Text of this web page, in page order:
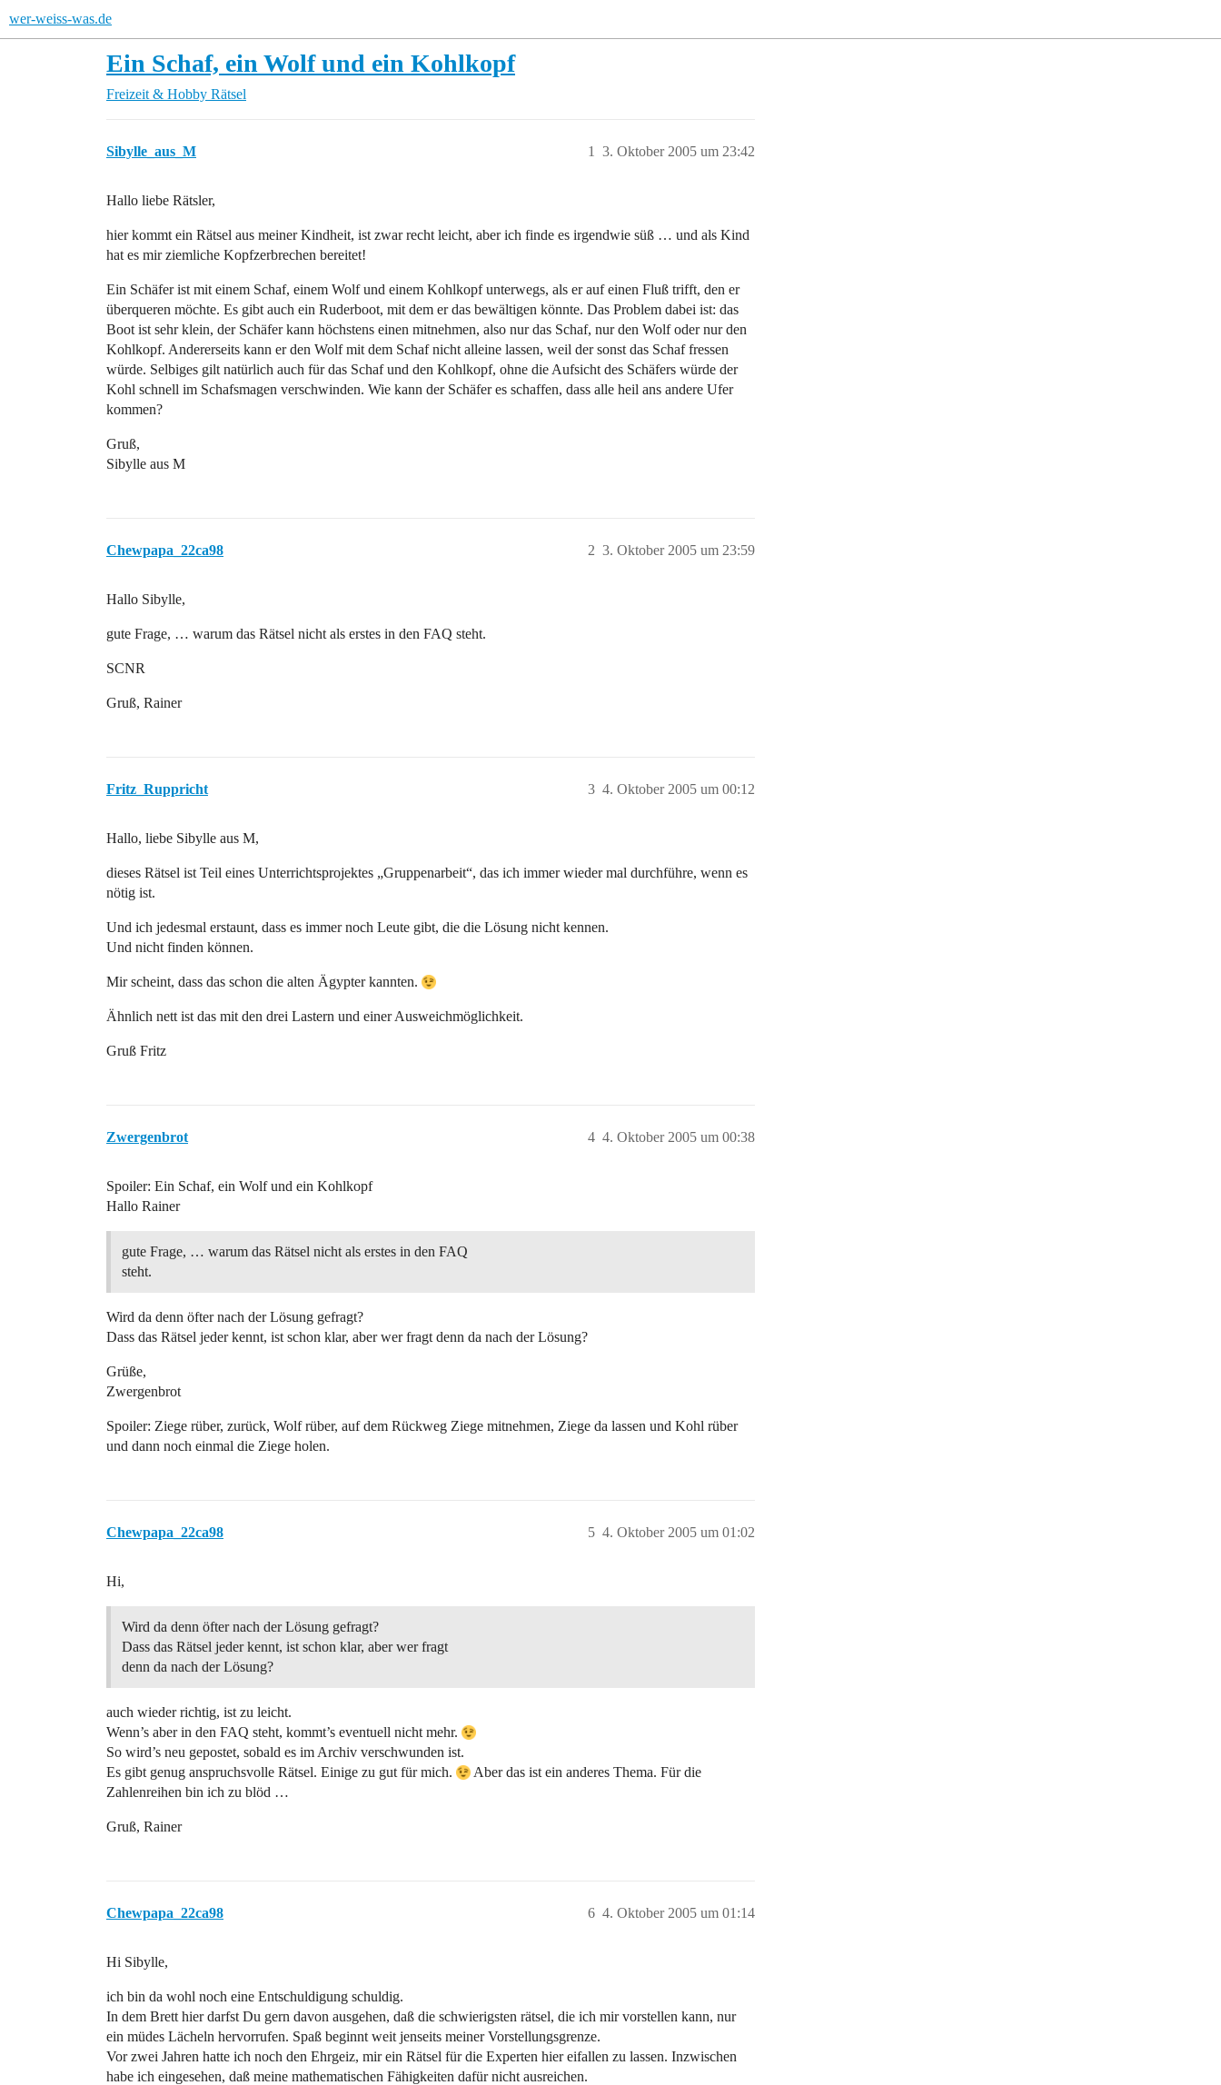
wer-weiss-was.de
Ein Schaf, ein Wolf und ein Kohlkopf
Freizeit & Hobby Rätsel
Sibylle_aus_M 3. Oktober 2005 um 23:42
1
Hallo liebe Rätsler,
hier kommt ein Rätsel aus meiner Kindheit, ist zwar recht leicht, aber ich finde es irgendwie süß … und als Kind
hat es mir ziemliche Kopfzerbrechen bereitet!
Ein Schäfer ist mit einem Schaf, einem Wolf und einem Kohlkopf unterwegs, als er auf einen Fluß trifft, den er
überqueren möchte. Es gibt auch ein Ruderboot, mit dem er das bewältigen könnte. Das Problem dabei ist: das
Boot ist sehr klein, der Schäfer kann höchstens einen mitnehmen, also nur das Schaf, nur den Wolf oder nur den
Kohlkopf. Andererseits kann er den Wolf mit dem Schaf nicht alleine lassen, weil der sonst das Schaf fressen
würde. Selbiges gilt natürlich auch für das Schaf und den Kohlkopf, ohne die Aufsicht des Schäfers würde der
Kohl schnell im Schafsmagen verschwinden. Wie kann der Schäfer es schaffen, dass alle heil ans andere Ufer
kommen?
Gruß,
Sibylle aus M
Chewpapa_22ca98 3. Oktober 2005 um 23:59
2
Hallo Sibylle,
gute Frage, … warum das Rätsel nicht als erstes in den FAQ steht.
SCNR
Gruß, Rainer
Fritz_Ruppricht 4. Oktober 2005 um 00:12
3
Hallo, liebe Sibylle aus M,
dieses Rätsel ist Teil eines Unterrichtsprojektes „Gruppenarbeit“, das ich immer wieder mal durchführe, wenn es
nötig ist.
Und ich jedesmal erstaunt, dass es immer noch Leute gibt, die die Lösung nicht kennen.
Und nicht finden können.
Mir scheint, dass das schon die alten Ägypter kannten.
Ähnlich nett ist das mit den drei Lastern und einer Ausweichmöglichkeit.
Gruß Fritz
Zwergenbrot 4. Oktober 2005 um 00:38
4
Spoiler: Ein Schaf, ein Wolf und ein Kohlkopf
Hallo Rainer
gute Frage, … warum das Rätsel nicht als erstes in den FAQ
steht.
Wird da denn öfter nach der Lösung gefragt?
Dass das Rätsel jeder kennt, ist schon klar, aber wer fragt denn da nach der Lösung?
Grüße,
Zwergenbrot
Spoiler: Ziege rüber, zurück, Wolf rüber, auf dem Rückweg Ziege mitnehmen, Ziege da lassen und Kohl rüber
und dann noch einmal die Ziege holen.
Chewpapa_22ca98 4. Oktober 2005 um 01:02
5
Hi,
Wird da denn öfter nach der Lösung gefragt?
Dass das Rätsel jeder kennt, ist schon klar, aber wer fragt
denn da nach der Lösung?
auch wieder richtig, ist zu leicht.
Wenn’s aber in den FAQ steht, kommt’s eventuell nicht mehr.
So wird’s neu gepostet, sobald es im Archiv verschwunden ist.
Es gibt genug anspruchsvolle Rätsel. Einige zu gut für mich.
Aber das ist ein anderes Thema. Für die
Zahlenreihen bin ich zu blöd …
Gruß, Rainer
Chewpapa_22ca98 4. Oktober 2005 um 01:14
6
Hi Sibylle,
ich bin da wohl noch eine Entschuldigung schuldig.
In dem Brett hier darfst Du gern davon ausgehen, daß die schwierigsten rätsel, die ich mir vorstellen kann, nur
ein müdes Lächeln hervorrufen. Spaß beginnt weit jenseits meiner Vorstellungsgrenze.
Vor zwei Jahren hatte ich noch den Ehrgeiz, mir ein Rätsel für die Experten hier eifallen zu lassen. Inzwischen
habe ich eingesehen, daß meine mathematischen Fähigkeiten dafür nicht ausreichen.